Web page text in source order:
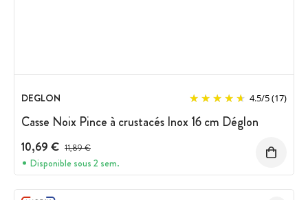
DEGLON 4.5/5(17)
Casse Noix Pince à crustacés Inox 16 cm Déglon
10,69 € Prix avant réduction :
11,89 €
Disponible sous 2 sem.